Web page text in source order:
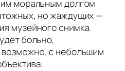
моральным долгом
но жаждущих —
музейного снимка.
больно,
возможно, с небольшим